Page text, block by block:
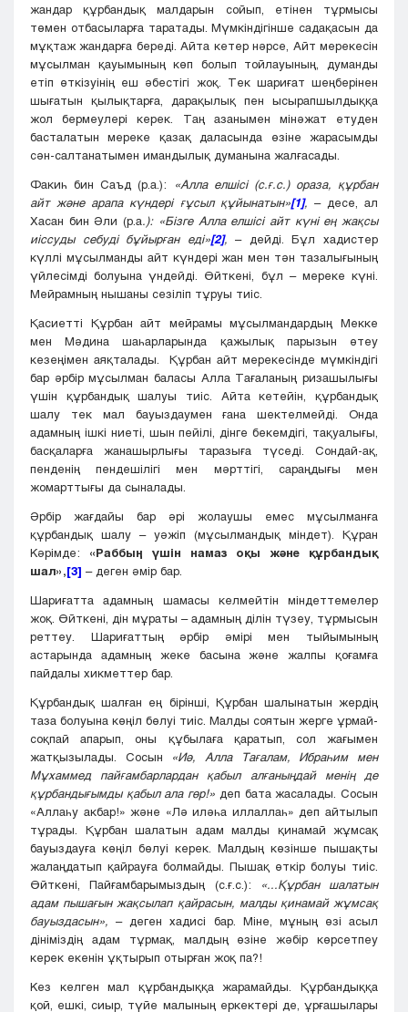
жандар құрбандық малдарын сойып, етінен тұрмысы
төмен отбасыларға таратады. Мүмкіндігінше садақасын да
мұқтаж жандарға береді. Айта кетер нәрсе, Айт мерекесін
мұсылман қауымының көп болып тойлауының, думанды
етіп өткізуінің еш әбестігі жоқ. Тек шариғат шеңберінен
шығатын қылықтарға, дарақылық пен ысырапшылдыққа
жол бермеулері керек. Таң азанымен мінәжат етуден
басталатын мереке қазақ даласында өзіне жарасымды
сән-салтанатымен имандылық думанына жалғасады.
Факиһ бин Саъд (р.а.):
«Алла елшісі (с.ғ.с.) ораза, құрбан
айт және арапа күндері ғұсыл құйынатын»[1], – десе, ал
Хасан бин Әли (р.а.): «Бізге Алла елшісі айт күні ең жақсы
иіссуды себуді бұйырған еді»[2], – дейді. Бұл хадистер
күллі мұсылманды айт күндері жан мен тән тазалығының
үйлесімді болуына үндейді. Өйткені, бұл – мереке күні.
Мейрамның нышаны сезіліп тұруы тиіс.
Қасиетті Құрбан айт мейрамы мұсылмандардың Мекке
мен Мәдина шаһарларында қажылық парызын өтеу
кезеңімен аяқталады. Құрбан айт мерекесінде мүмкіндігі
бар әрбір мұсылман баласы Алла Тағаланың ризашылығы
үшін құрбандық шалуы тиіс. Айта кетейін, құрбандық
шалу тек мал бауыздаумен ғана шектелмейді. Онда
адамның ішкі ниеті, шын пейілі, дінге бекемдігі, тақуалығы,
басқаларға жанашырлығы таразыға түседі. Сондай-ақ,
пенденің пендешілігі мен мәрттігі, сараңдығы мен
жомарттығы да сыналады.
Əрбір жағдайы бар əрі жолаушы емес мұсылманға
құрбандық шалу – уəжіп (мұсылмандық міндет). Құран
Кəрімде: «Раббың үшін намаз оқы жəне құрбандық
шал»,[3] – деген əмір бар.
Шариғатта адамның шамасы келмейтін міндеттемелер
жоқ. Өйткені, дін мұраты – адамның ділін түзеу, тұрмысын
реттеу. Шариғаттың əрбір əмірі мен тыйымының
астарында адамның жеке басына жəне жалпы қоғамға
пайдалы хикметтер бар.
Құрбандық шалған ең бірінші, Құрбан шалынатын жердің
таза болуына көңіл бөлуі тиіс. Малды соятын жерге ұрмай-
соқпай апарып, оны құбылаға қаратып, сол жағымен
жатқызылады. Сосын
«Иә, Алла Тағалам, Ибраһим мен
Мұхаммед пайғамбарлардан қабыл алғаныңдай менің де
құрбандығымды қабыл ала гөр!» деп бата жасалады. Сосын
«Аллаһу акбар!» және «Лә иләһа иллаллаһ» деп айтылып
тұрады. Құрбан шалатын адам малды қинамай жұмсақ
бауыздауға көңіл бөлуі керек. Малдың көзінше пышақты
жалаңдатып қайрауға болмайды. Пышақ өткір болуы тиіс.
Өйткені, Пайғамбарымыздың (с.ғ.с.):
«...Құрбан шалатын
адам пышағын жақсылап қайрасын, малды қинамай жұмсақ
бауыздасын», – деген хадисі бар. Міне, мұның өзі асыл
дініміздің адам тұрмақ, малдың өзіне жәбір көрсетпеу
керек екенін ұқтырып отырған жоқ па?!
Кез келген мал құрбандыққа жарамайды. Құрбандыққа
қой, ешкі, сиыр, түйе малының еркектері де, ұрғашылары